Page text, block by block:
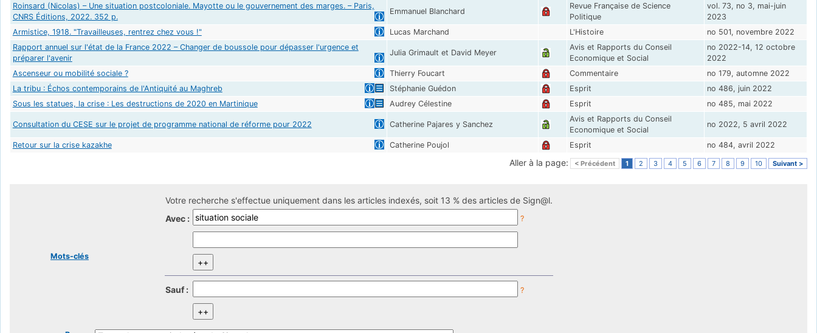
Roinsard (Nicolas) – Une situation postcoloniale. Mayotte ou le gouvernement des marges. – Paris,
CNRS Éditions, 2022. 352 p.
Emmanuel Blanchard
Revue Française de Science
Politique
vol. 73, no 3, mai-juin
2023
Armistice, 1918. "Travailleuses, rentrez chez vous !"
Lucas Marchand L'Histoire
no 501, novembre 2022
Rapport annuel sur l'état de la France 2022 – Changer de boussole pour dépasser l'urgence et
préparer l'avenir
Julia Grimault et David Meyer
Avis et Rapports du Conseil
Economique et Social
no 2022-14, 12 octobre
2022
Ascenseur ou mobilité sociale ?
Thierry Foucart Commentaire
no 179, automne 2022
La tribu : Échos contemporains de l'Antiquité au Maghreb
Stéphanie Guédon Esprit
no 486, juin 2022
Sous les statues, la crise : Les destructions de 2020 en Martinique
Audrey Célestine Esprit no 485, mai 2022
Consultation du CESE sur le projet de programme national de réforme pour 2022 Catherine Pajares y Sanchez
Avis et Rapports du Conseil
Economique et Social
no 2022, 5 avril 2022
Retour sur la crise kazakhe Catherine Poujol Esprit no 484, avril 2022
Aller à la page: < Précédent 1 2 3 4 5 6 7 8 9 10 Suivant >
Mots-clés
Votre recherche s'effectue uniquement dans les articles indexés, soit 13 % des articles de Sign@l.
Avec :
?
Sauf : ?